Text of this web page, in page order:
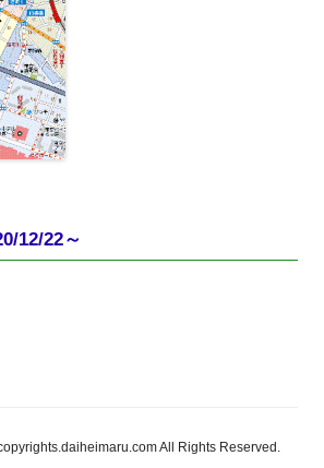
12/22～
All Rights Reserved.